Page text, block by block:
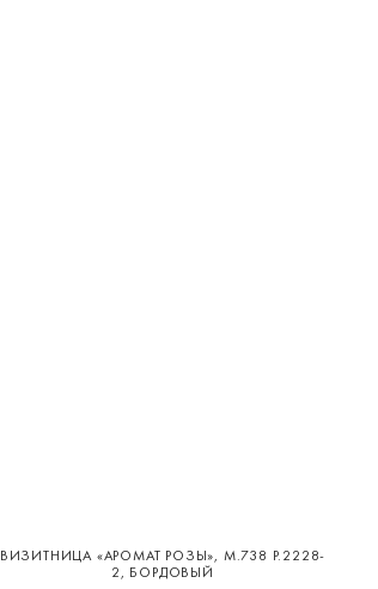
ВИЗИТНИЦА «АРОМАТ РОЗЫ», М.738 Р.2228-
2, БОРДОВЫЙ